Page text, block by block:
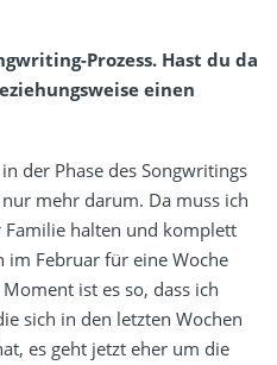
Prozess. Hast du da
einen
der Phase des Songwritings
mehr darum. Da muss ich
halten und komplett
im Februar für eine Woche
ist es so, dass ich
sich in den letzten Wochen
es geht jetzt eher um die